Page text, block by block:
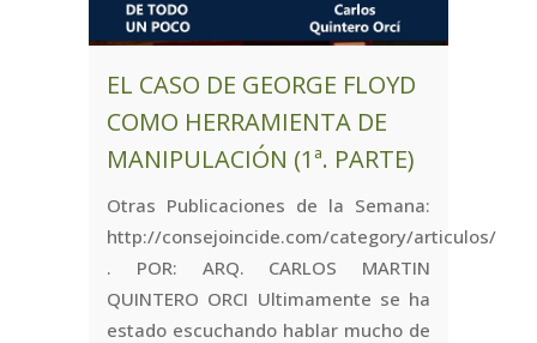
EL CASO DE GEORGE FLOYD
COMO HERRAMIENTA DE
MANIPULACIÓN (1ª. PARTE)
Otras Publicaciones de la Semana:
http://consejoincide.com/category/articulos/
. POR: ARQ. CARLOS MARTIN
QUINTERO ORCI Ultimamente se ha
estado escuchando hablar mucho de